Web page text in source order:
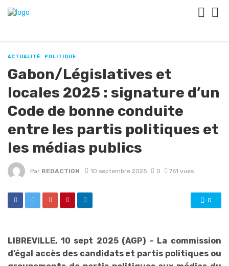
ACTUALITÉ POLITIQUE
Gabon/Législatives et
locales 2025 : signature d’un
Code de bonne conduite
entre les partis politiques et
les médias publics
Par REDACTION 10 septembre 2025 0 761 vues
0
LIBREVILLE, 10 sept 2025 (AGP) – La commission
d’égal accès des candidats et partis politiques ou